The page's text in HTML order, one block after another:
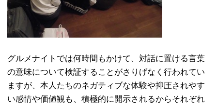
グルメナイトでは何時間もかけて、対話に置ける言葉
の意味について検証することがさりげなく行われてい
ますが、本人たちのネガティブな体験や抑圧されやす
い感情や価値観も、積極的に開示されるからそれぞれ